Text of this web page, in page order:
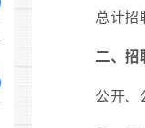
总计招
二、招
公开、